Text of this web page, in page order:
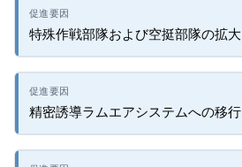
特殊作戦部隊および空挺部隊の拡大
精密誘導ラムエアシステムへの移行